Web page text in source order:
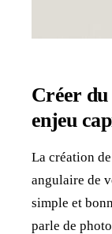
Créer du
enjeu
La création
angulaire de
simple et
parle de